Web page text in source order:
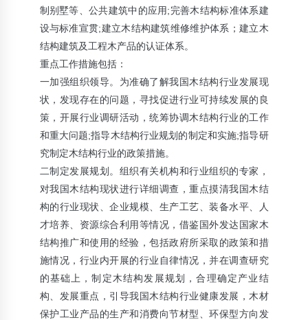
制别墅等、公共建筑中的应用;完善木结构标准体系建
设与标准宣贯;建立木结构建筑维修维护体系；建立木
结构建筑及工程木产品的认证体系。
重点工作措施包括：
一加强组织领导。为准确了解我国木结构行业发展现
状，发现存在的问题，寻找促进行业可持续发展的良
策，开展行业调研活动，统筹协调木结构行业的工作
和重大问题;指导木结构行业规划的制定和实施;指导研
究制定木结构行业的政策措施。
二制定发展规划。组织有关机构和行业组织的专家，
对我国木结构现状进行详细调查，重点摸清我国木结
构的行业现状、企业规模、生产工艺、装备水平、人
才培养、资源综合利用等情况，借鉴国外发达国家木
结构推广和使用的经验，包括政府所采取的政策和措
施情况，行业内开展的行业自律情况，并在调查研究
的基础上，制定木结构发展规划，合理确定产业结
构、发展重点，引导我国木结构行业健康发展，木材
保护工业产品的生产和消费向节材型、环保型方向发